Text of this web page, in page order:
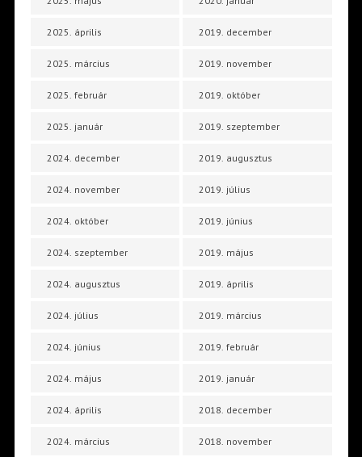
2025. április
2025. március
2025. február
2025. január
2024. december
2024. november
2024. október
2024. szeptember
2024. augusztus
2024. július
2024. június
2024. május
2024. április
2024. március
2019. december
2019. november
2019. október
2019. szeptember
2019. augusztus
2019. július
2019. június
2019. május
2019. április
2019. március
2019. február
2019. január
2018. december
2018. november